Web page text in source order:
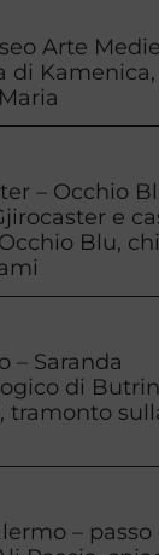
Arte
di
– Occhio
e
Blu,
– Saranda
di
tramonto
–